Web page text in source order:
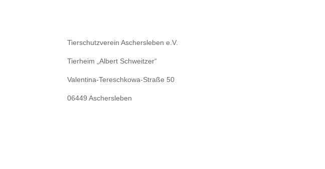
Tierschutzverein Aschersleben e.V.
Tierheim „Albert Schweitzer“
Valentina-Tereschkowa-Straße 50
06449 Aschersleben